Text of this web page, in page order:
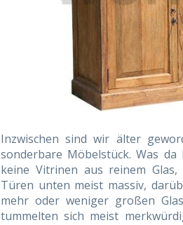
Inzwischen sind wir älter
sonderbare Möbelstück. Was
keine Vitrinen aus reinem
Türen unten meist massiv,
mehr oder weniger großen
tummelten sich meist